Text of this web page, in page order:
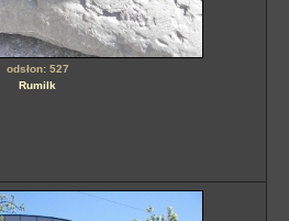
odsłon: 527
Rumilk